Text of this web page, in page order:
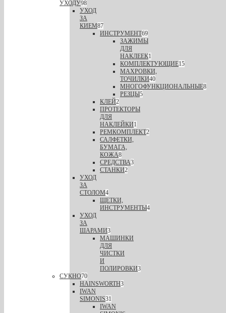
УХОДУ98
УХОД
ЗА
КИЕМ87
ИНСТРУМЕНТ69
ЗАЖИМЫ
ДЛЯ
НАКЛЕЕК1
КОМПЛЕКТУЮЩИЕ15
МАХРОВКИ,
ТОЧИЛКИ40
МНОГОФУНКЦИОНАЛЬНЫЕ8
РЕЗЦЫ5
КЛЕЙ2
ПРОТЕКТОРЫ
ДЛЯ
НАКЛЕЙКИ1
РЕМКОМПЛЕКТ2
САЛФЕТКИ,
БУМАГА,
КОЖА8
СРЕДСТВА3
СТАНКИ2
УХОД
ЗА
СТОЛОМ4
ЩЕТКИ,
ИНСТРУМЕНТЫ4
УХОД
ЗА
ШАРАМИ3
МАШИНКИ
ДЛЯ
ЧИСТКИ
И
ПОЛИРОВКИ3
СУКНО70
HAINSWORTH3
IWAN
SIMONIS31
IWAN